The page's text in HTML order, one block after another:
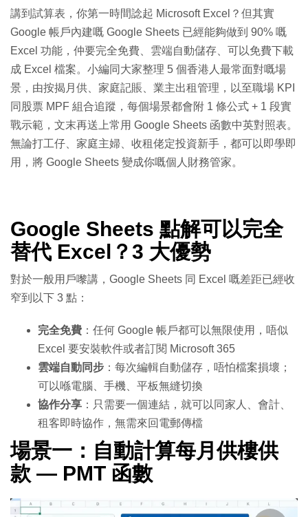
講到試算表，你第一時間諗起 Microsoft Excel？但其實
Google 帳戶內建嘅 Google Sheets 已經能夠做到 90% 嘅
Excel 功能，仲要完全免費、雲端自動儲存、可以免費下載
成 Excel 檔案。小編同大家整理 5 個香港人最常面對嘅場
景，由按揭月供、家庭記賬、業主出租管理，以至職場 KPI
同股票 MPF 組合追蹤，每個場景都會附 1 條公式 + 1 段實
戰示範，文末再送上常用 Google Sheets 函數中英對照表。
無論打工仔、家庭主婦、收租佬定投資新手，都可以即學即
用，將 Google Sheets 變成你嘅個人財務管家。
Google Sheets 點解可以完全
替代 Excel？3 大優勢
對於一般用戶嚟講，Google Sheets 同 Excel 嘅差距已經收
窄到以下 3 點：
完全免費 ：任何 Google 帳戶都可以無限使用，唔似
Excel 要安裝軟件或者訂閱 Microsoft 365
雲端自動同步 ：每次編輯自動儲存，唔怕檔案損壞；
可以喺電腦、手機、平板無縫切換
協作分享 ：只需要一個連結，就可以同家人、會計、
租客即時協作，無需來回電郵傳檔
場景一：自動計算每月供樓供
款 — PMT 函數